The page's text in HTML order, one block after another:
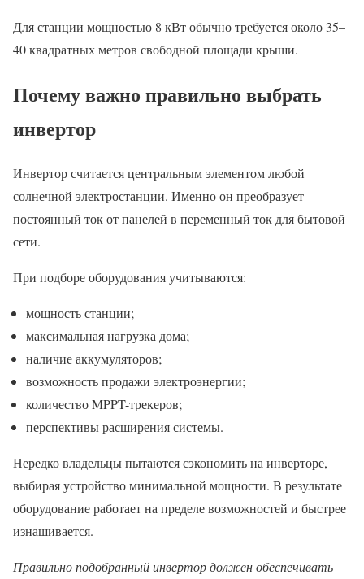
Для станции мощностью 8 кВт обычно требуется около 35–
40 квадратных метров свободной площади крыши.
Почему важно правильно выбрать
инвертор
Инвертор считается центральным элементом любой
солнечной электростанции. Именно он преобразует
постоянный ток от панелей в переменный ток для бытовой
сети.
При подборе оборудования учитываются:
мощность станции;
максимальная нагрузка дома;
наличие аккумуляторов;
возможность продажи электроэнергии;
количество MPPT-трекеров;
перспективы расширения системы.
Нередко владельцы пытаются сэкономить на инверторе,
выбирая устройство минимальной мощности. В результате
оборудование работает на пределе возможностей и быстрее
изнашивается.
Правильно подобранный инвертор должен обеспечивать